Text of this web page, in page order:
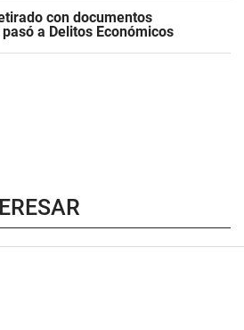
con documentos
a Delitos Económicos